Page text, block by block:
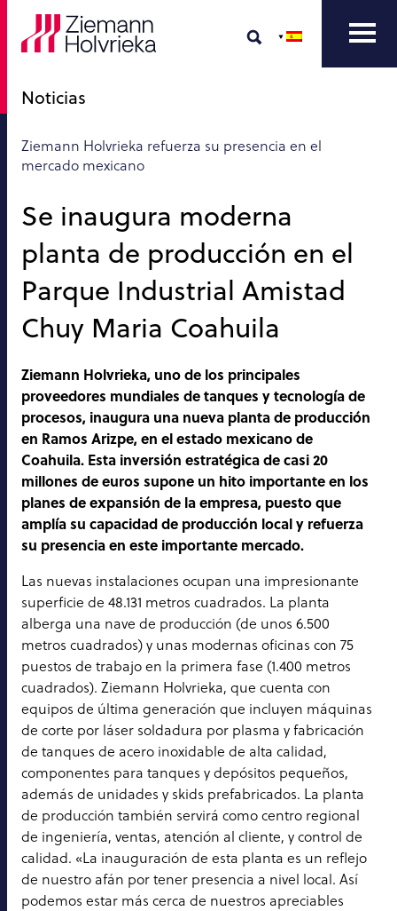
Noticias
Ziemann Holvrieka refuerza su presencia en el
mercado mexicano
Se inaugura moderna
planta de producción en el
Parque Industrial Amistad
Chuy Maria Coahuila
Ziemann Holvrieka, uno de los principales
proveedores mundiales de tanques y tecnología de
procesos, inaugura una nueva planta de producción
en Ramos Arizpe, en el estado mexicano de
Coahuila. Esta inversión estratégica de casi 20
millones de euros supone un hito importante en los
planes de expansión de la empresa, puesto que
amplía su capacidad de producción local y refuerza
su presencia en este importante mercado.
Las nuevas instalaciones ocupan una impresionante
superficie de 48.131 metros cuadrados. La planta
alberga una nave de producción (de unos 6.500
metros cuadrados) y unas modernas oficinas con 75
puestos de trabajo en la primera fase (1.400 metros
cuadrados). Ziemann Holvrieka, que cuenta con
equipos de última generación que incluyen máquinas
de corte por láser soldadura por plasma y fabricación
de tanques de acero inoxidable de alta calidad,
componentes para tanques y depósitos pequeños,
además de unidades y skids prefabricados. La planta
de producción también servirá como centro regional
de ingeniería, ventas, atención al cliente, y control de
calidad. «La inauguración de esta planta es un reflejo
de nuestro afán por tener presencia a nivel local. Así
podemos estar más cerca de nuestros apreciables